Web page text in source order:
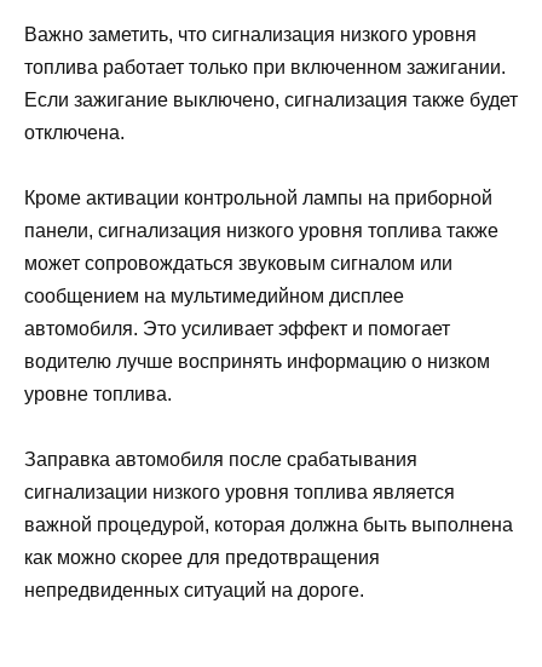
Важно заметить, что сигнализация низкого уровня
топлива работает только при включенном зажигании.
Если зажигание выключено, сигнализация также будет
отключена.
Кроме активации контрольной лампы на приборной
панели, сигнализация низкого уровня топлива также
может сопровождаться звуковым сигналом или
сообщением на мультимедийном дисплее
автомобиля. Это усиливает эффект и помогает
водителю лучше воспринять информацию о низком
уровне топлива.
Заправка автомобиля после срабатывания
сигнализации низкого уровня топлива является
важной процедурой, которая должна быть выполнена
как можно скорее для предотвращения
непредвиденных ситуаций на дороге.